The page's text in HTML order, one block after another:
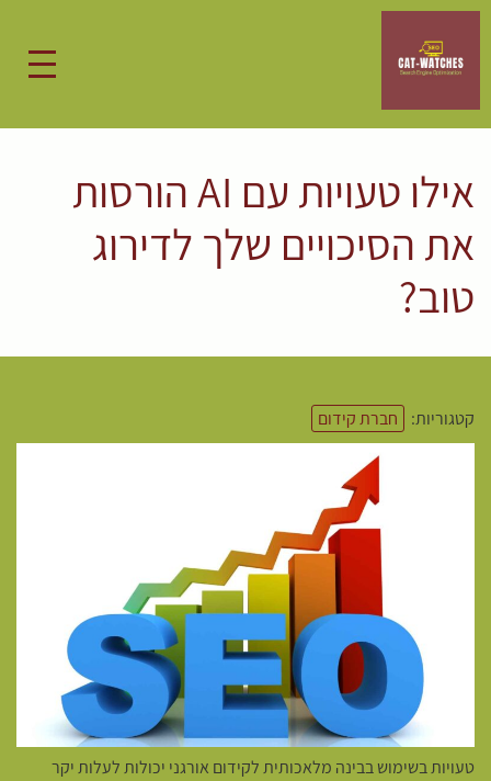
אילו טעויות עם AI הורסות
את הסיכויים שלך לדירוג
טוב?
קטגוריות: חברת קידום
טעויות בשימוש בבינה מלאכותית לקידום אורגני יכולות לעלות יקר